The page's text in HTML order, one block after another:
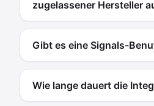
zugelassener Hersteller
Gibt es eine Signals-
Wie lange dauert die